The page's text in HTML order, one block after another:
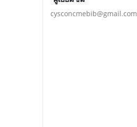
cysconcmebib@gmail.com